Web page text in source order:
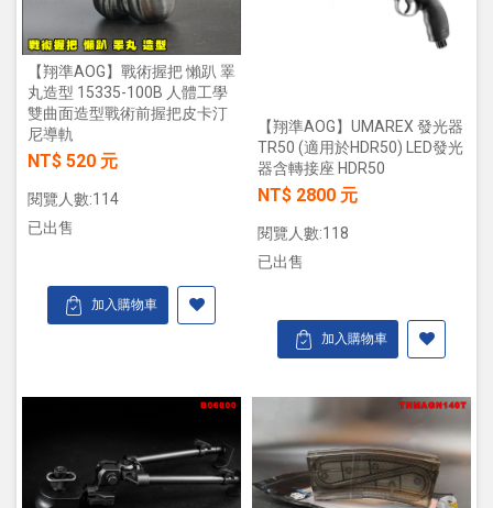
【翔準AOG】戰術握把 懶趴 睪
丸造型 15335-100B 人體工學
雙曲面造型戰術前握把皮卡汀
尼導軌
NT$ 520 元
閱覽人數:114
已出售
加入購物車
【翔準AOG】UMAREX 發光器
TR50 (適用於HDR50) LED發光
器含轉接座 HDR50
NT$ 2800 元
閱覽人數:118
已出售
加入購物車